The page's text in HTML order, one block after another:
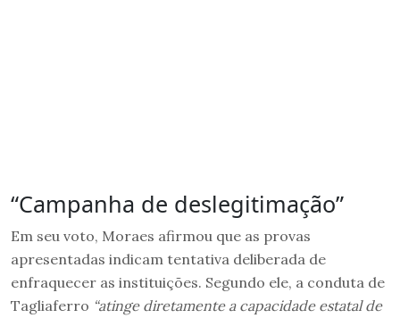
“Campanha de deslegitimação”
Em seu voto, Moraes afirmou que as provas
apresentadas indicam tentativa deliberada de
enfraquecer as instituições. Segundo ele, a conduta de
Tagliaferro “atinge diretamente a capacidade estatal de